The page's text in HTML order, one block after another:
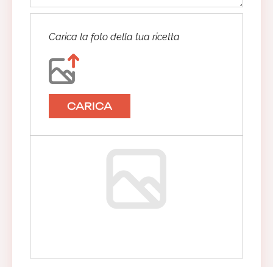
Carica la foto della tua ricetta
CARICA